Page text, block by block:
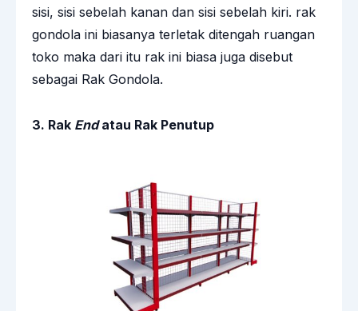
sisi, sisi sebelah kanan dan sisi sebelah kiri. rak
gondola ini biasanya terletak ditengah ruangan
toko maka dari itu rak ini biasa juga disebut
sebagai Rak Gondola.
3. Rak Endatau Rak Penutup